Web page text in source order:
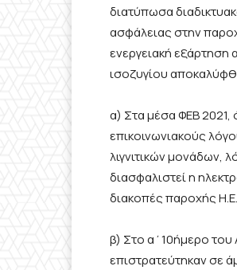
διατύπωσα
ασφάλειας στην
ενεργειακή εξάρτηση
ισοζυγίου
α) Στα μέσα ΦΕΒ 2021,
επικοινωνιακούς
λιγνιτικών μονάδων,
διασφαλιστεί η
διακοπές παροχής
β) Στο α΄10ήμερο του
επιστρατεύτηκαν σε